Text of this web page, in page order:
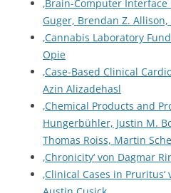
‚Brain-Computer Interface
Guger, Brendan Z.
‚Cannabis Laboratory
Opie
‚Case-Based Clinical
Azin Alizadehasl
‚Chemical Products and
Hungerbühler, Justin M.
Thomas Roiss, Martin
‚Chronicity‘ von Dagmar
‚Clinical Cases in